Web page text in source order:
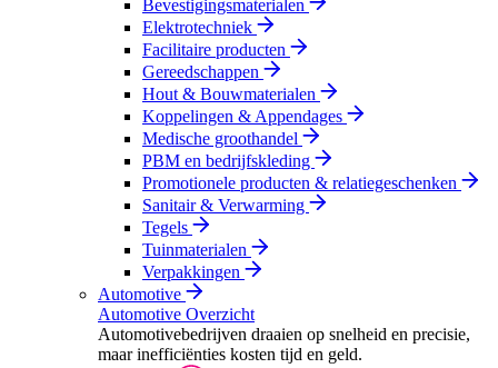
Bevestigingsmaterialen
Elektrotechniek
Facilitaire producten
Gereedschappen
Hout & Bouwmaterialen
Koppelingen & Appendages
Medische groothandel
PBM en bedrijfskleding
Promotionele producten & relatiegeschenken
Sanitair & Verwarming
Tegels
Tuinmaterialen
Verpakkingen
Automotive
Automotive Overzicht
Automotivebedrijven draaien op snelheid en precisie,
maar inefficiënties kosten tijd en geld.